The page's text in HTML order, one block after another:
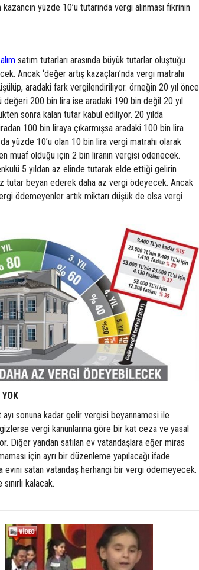
yüzde 10’u tutarında vergi alınması fikrinin
alım satım tutarları arasında büyük tutarlar oluştuğu
Ancak ‘değer artış kazaçları’nda vergi matrahı
aradaki fark vergilendiriliyor. örneğin 20 yıl önce
değeri 200 bin lira ise aradaki 190 bin değil 20 yıl
sonra kalan tutar kabul ediliyor. 20 yılda
100 bin liraya çıkarmışsa aradaki 100 bin lira
yüzde 10’u olan 10 bin lira vergi matrahı olarak
muaf olduğu için 2 bin liranın vergisi ödenecek.
5 yıldan az elinde tutarak elde ettiği gelirin
tutar beyan ederek daha az vergi ödeyecek. Ancak
ödemeyenler artık miktarı düşük de olsa vergi
ayı sonuna kadar gelir vergisi beyannamesi ile
vergi kanunlarına göre bir kat ceza ve yasal
Diğer yandan satılan ev vatandaşlara eğer miras
için ayrı bir düzenleme yapılacağı ifade
evini satan vatandaş herhangi bir vergi ödemeyecek.
kalacak.